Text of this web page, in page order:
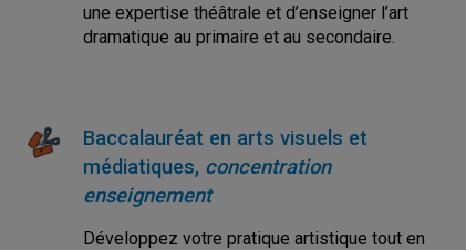
une expertise théâtrale et d’enseigner l’art
dramatique au primaire et au secondaire.
Baccalauréat en arts visuels et
médiatiques, concentration
enseignement
Développez votre pratique artistique tout en